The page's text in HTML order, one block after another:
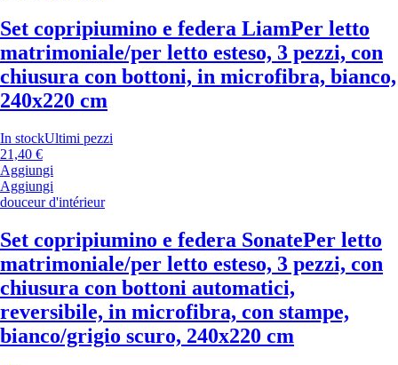
Set copripiumino e federa LiamPer letto
matrimoniale/per letto esteso, 3 pezzi, con
chiusura con bottoni, in microfibra, bianco,
240x220 cm
In stockUltimi pezzi
21,40 €
Aggiungi
Aggiungi
douceur d'intérieur
Set copripiumino e federa SonatePer letto
matrimoniale/per letto esteso, 3 pezzi, con
chiusura con bottoni automatici,
reversibile, in microfibra, con stampe,
bianco/grigio scuro, 240x220 cm